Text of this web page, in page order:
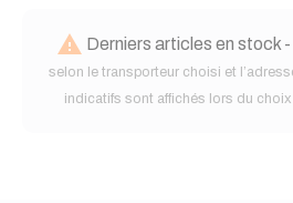
 Derniers articles en stock -
selon le transporteur choisi et
indicatifs sont affichés lors du